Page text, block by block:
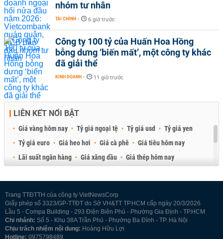
nhóm tư nhân
TÀI CHÍNH - 6 giờ trước
Công ty 100 tỷ của Huấn Hoa Hồng
bỗng dưng ‘biến mất’, một công ty khác
đã giải thể
KINH DOANH - 11 giờ trước
LIÊN KẾT NỔI BẬT
Giá vàng hôm nay Tỷ giá ngoại tệ Tỷ giá usd
Tỷ giá yen
Tỷ giá euro
Giá heo hơi Giá cà phê
Giá tiêu hôm nay
Lãi suất ngân hàng
Giá xăng dầu
Giá thép hôm nay
Trang TTĐTTH của công ty VietNewsCorp
Giấy phép số 3323/GP-TTĐT do Sở VH&TT TP.HCM cấp ngày 20/3/2026
Lầu 5 - Compa Building - 293 Điện Biên Phủ - Phường Gia Định - TP.HCM
Chi nhánh: Số 5 - Khu 38A Trần Phú - Phường Ba Đình - TP. Hà Nội
Chịu trách nhiệm nội dung: Hoàng Hữu Lợi
Hotline: 0975798489